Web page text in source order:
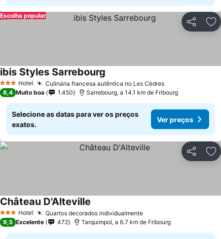
Partilhar
Escolha popular
3 EstrelasHotel Culinária francesa autêntica no Les Cèdres
ibis Styles Sarrebourg
8,4 Muito boa 1.450 Sarrebourg, a 14.1 km de Fribourg
Selecione as datas para ver os preços
exatos.
Ver preços
Partilhar
3 EstrelasHotel Quartos decorados individualmente
Château D'Alteville
9,5 Excelente 472 Tarquimpol, a 6.7 km de Fribourg